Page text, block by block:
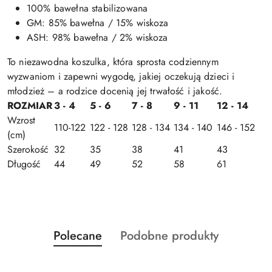
100% bawełna stabilizowana
GM: 85% bawełna / 15% wiskoza
ASH: 98% bawełna / 2% wiskoza
To niezawodna koszulka, która sprosta codziennym
wyzwaniom i zapewni wygodę, jakiej oczekują dzieci i
młodzież – a rodzice docenią jej trwałość i jakość.
ROZMIAR3 - 4 5 - 6 7 - 8 9 - 11
12 - 14
Wzrost
(cm)
110-122 122 - 128 128 - 134 134 - 140 146 - 152
Szerokość 32 35 38 41
43
Długość
44 49 52 58 61
Pomiń karuzelę produktów
Produkty
o
Polecane
Produkty
Podobne produkty